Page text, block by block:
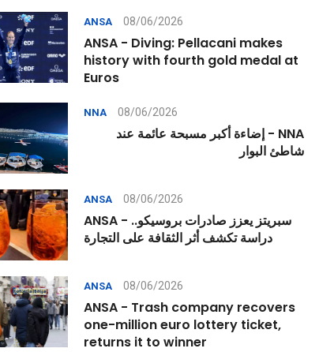
ANSA 08/06/2026
ANSA - Diving: Pellacani makes
history with fourth gold medal at
Euros
NNA 08/06/2026
NNA - إضاءة أكبر مسبحة عائمة عند
شاطئ البوار
ANSA 08/06/2026
ANSA - سبريتز يعزز صادرات بروسيكو..
دراسة تكشف أثر الثقافة على التجارة
ANSA 08/06/2026
ANSA - Trash company recovers
one-million euro lottery ticket,
returns it to winner